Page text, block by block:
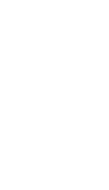
面では
れてしまうので
る工務店さんは